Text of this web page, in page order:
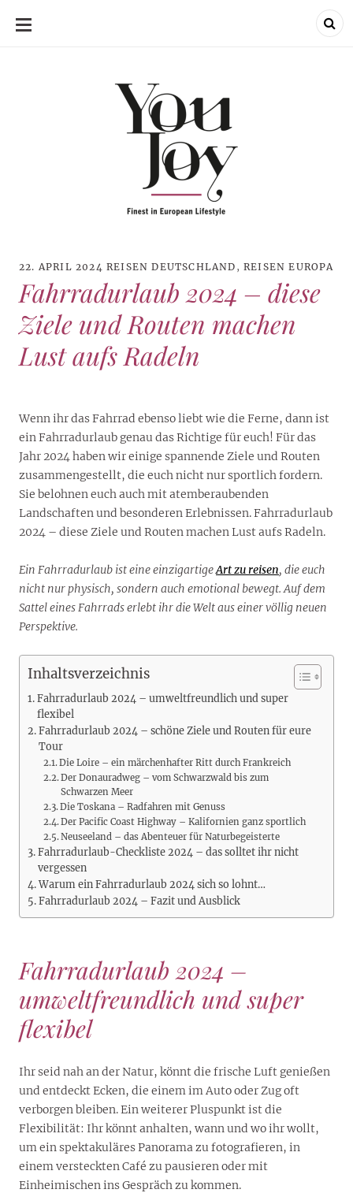
SKIP
22. APRIL 2024 REISEN DEUTSCHLAND ,REISEN EUROPA
Fahrradurlaub 2024 – diese
Ziele und Routen machen
Lust aufs Radeln
Wenn ihr das Fahrrad ebenso liebt wie die Ferne, dann ist
ein Fahrradurlaub genau das Richtige für euch! Für das
Jahr 2024 haben wir einige spannende Ziele und Routen
zusammengestellt, die euch nicht nur sportlich fordern.
Sie belohnen euch auch mit atemberaubenden
Landschaften und besonderen Erlebnissen. Fahrradurlaub
2024 – diese Ziele und Routen machen Lust aufs Radeln.
Ein Fahrradurlaub ist eine einzigartigeArt zu reisen, die euch
nicht nur physisch, sondern auch emotional bewegt. Auf dem
Sattel eines Fahrrads erlebt ihr die Welt aus einer völlig neuen
Perspektive.
Inhaltsverzeichnis
Fahrradurlaub 2024 – umweltfreundlich und super
flexibel
Fahrradurlaub 2024 – schöne Ziele und Routen für eure
Tour
Die Loire – ein märchenhafter Ritt durch Frankreich
Der Donauradweg – vom Schwarzwald bis zum
Schwarzen Meer
Die Toskana – Radfahren mit Genuss
Der Pacific Coast Highway – Kalifornien ganz sportlich
Neuseeland – das Abenteuer für Naturbegeisterte
Fahrradurlaub-Checkliste 2024 – das solltet ihr nicht
vergessen
Warum ein Fahrradurlaub 2024 sich so lohnt…
Fahrradurlaub 2024 – Fazit und Ausblick
Fahrradurlaub 2024 –
umweltfreundlich und super
flexibel
Ihr seid nah an der Natur, könnt die frische Luft genießen
und entdeckt Ecken, die einem im Auto oder Zug oft
verborgen bleiben. Ein weiterer Pluspunkt ist die
Flexibilität: Ihr könnt anhalten, wann und wo ihr wollt,
um ein spektakuläres Panorama zu fotografieren, in
einem versteckten Café zu pausieren oder mit
Einheimischen ins Gespräch zu kommen.